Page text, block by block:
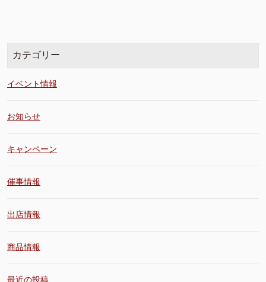
カテゴリー
イベント情報
お知らせ
キャンペーン
催事情報
出店情報
商品情報
最近の投稿